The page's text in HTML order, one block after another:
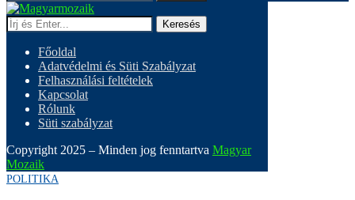
Keresés
Főoldal
Adatvédelmi és Süti Szabályzat
Felhasználási feltételek
Kapcsolat
Rólunk
Süti szabályzat
Copyright 2025 – Minden jog fenntartva Magyar
Mozaik
POLITIKA